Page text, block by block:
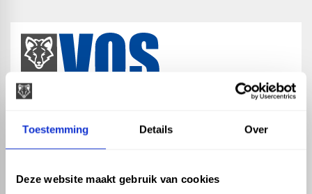
Toestemming Details Over
Deze website maakt gebruik van cookies
phone_enabled +31 416 75 02 55
mail info@vosproducts.nl